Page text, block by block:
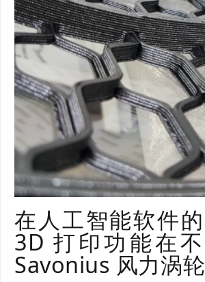
在人工智能软件
3D 打印功能在
Savonius 风力涡轮